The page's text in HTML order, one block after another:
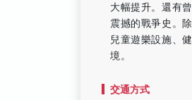
大幅提升。還有
震撼的戰爭史。
兒童遊樂設施、
境。
交通方式